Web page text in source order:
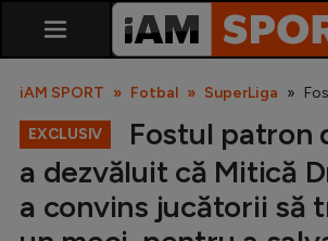
iAM SPORT Fotbal SuperLiga
EXCLUSIV
Fostul patron
a dezvăluit că Mitică
a convins jucătorii să